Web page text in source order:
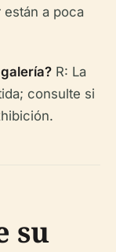
están a poca
R: La
consulte si
su